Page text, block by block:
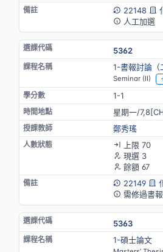
22148
人工加選
5362
1-書報討論（
Seminar (II)
1-1
星期一/
鄭秀瑤
上限 70
現選 3
餘額 67
22149
需修過書報
5363
1-碩士論文